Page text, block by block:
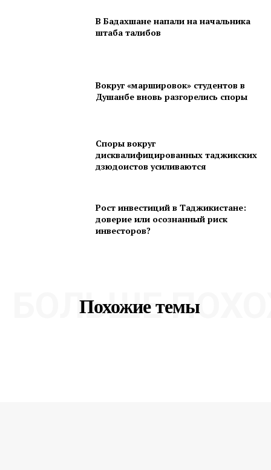
В Бадахшане напали на начальника
штаба талибов
Вокруг «маршировок» студентов в
Душанбе вновь разгорелись споры
Споры вокруг
дисквалифицированных таджикских
дзюдоистов усиливаются
Рост инвестиций в Таджикистане:
доверие или осознанный риск
инвесторов?
Похожие темы
БОЛЬШЕ